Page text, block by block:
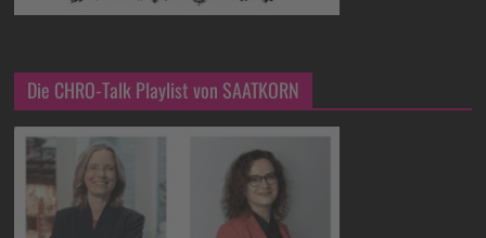
Die CHRO-Talk Playlist von SAATKORN